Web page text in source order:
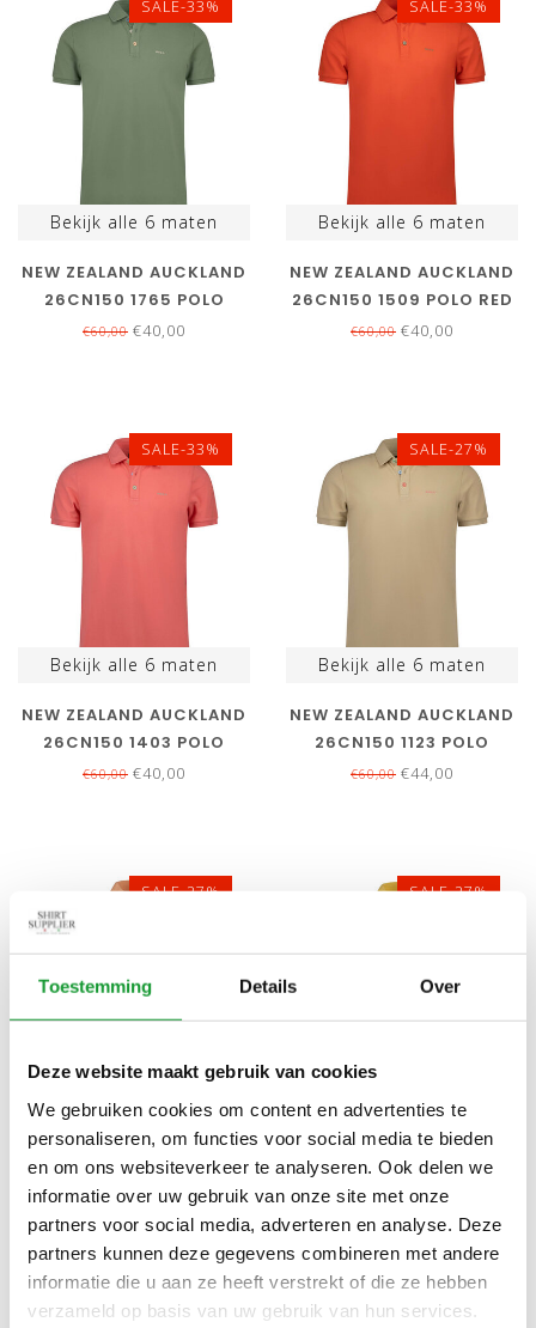
Toestemming Details Over
Deze website maakt gebruik van cookies
We gebruiken cookies om content en advertenties te
personaliseren, om functies voor social media te bieden
en om ons websiteverkeer te analyseren. Ook delen we
informatie over uw gebruik van onze site met onze
partners voor social media, adverteren en analyse. Deze
partners kunnen deze gegevens combineren met andere
informatie die u aan ze heeft verstrekt of die ze hebben
verzameld op basis van uw gebruik van hun services.
SALE-33%
Bekijk alle 6 maten
NEW ZEALAND AUCKLAND
26CN150 1765 POLO
LIGHT SAGE DONKER
€60,00 €40,00
SALE-33%
Bekijk alle 6 maten
NEW ZEALAND AUCKLAND
26CN150 1509 POLO RED
TIDE ROOD
€60,00 €40,00
SALE-33%
Bekijk alle 6 maten
NEW ZEALAND AUCKLAND
26CN150 1403 POLO
MYSTIC PINK ROZE
€60,00 €40,00
SALE-27%
Bekijk alle 6 maten
NEW ZEALAND AUCKLAND
26CN150 1123 POLO
CLASSIC ECRU BEIGE
€60,00 €44,00
SALE-27%
Bekijk alle 6maten
NEW ZEALAND AUCKLAND
26CN150 1508 POLO
SPRING ORANGE ORANJE
€44,00
SALE-27%
Bekijk alle6maten
NEW ZEALAND AUCKLAND
26CN150 1213 POLO
€44,00